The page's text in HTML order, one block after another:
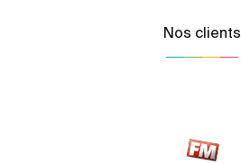
Nos clients